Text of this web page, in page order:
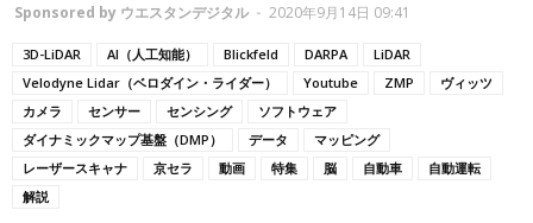
Sponsored by ウエスタンデジタル - 2020年9月14日 09:41
3D-LiDAR AI（人工知能） Blickfeld DARPA
LiDAR
Velodyne Lidar（ベロダイン・ライダー）
Youtube ZMP
ヴィッツ
カメラ
センサー センシング
ソフトウェア
ダイナミックマップ基盤（DMP）
データ
マッピング
レーザースキャナ
京セラ 動画 特集 脳 自動車
自動運転
解説